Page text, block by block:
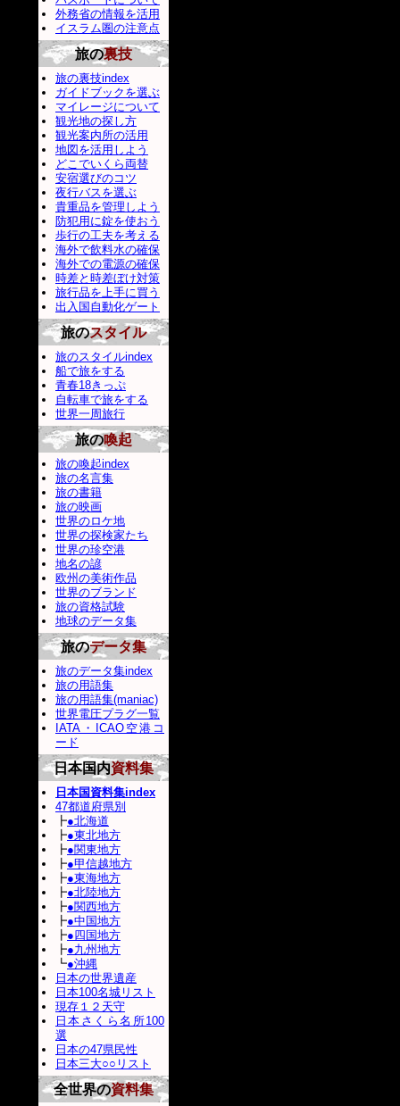
外務省の情報を活用
イスラム圏の注意点
旅の裏技
旅の裏技index
ガイドブックを選ぶ
マイレージについて
観光地の探し方
観光案内所の活用
地図を活用しよう
どこでいくら両替
安宿選びのコツ
夜行バスを選ぶ
貴重品を管理しよう
防犯用に錠を使おう
歩行の工夫を考える
海外で飲料水の確保
海外での電源の確保
時差と時差ぼけ対策
旅行品を上手に買う
出入国自動化ゲート
旅のスタイル
旅のスタイルindex
船で旅をする
青春18きっぷ
自転車で旅をする
世界一周旅行
旅の喚起
旅の喚起index
旅の名言集
旅の書籍
旅の映画
世界のロケ地
世界の探検家たち
世界の珍空港
地名の諺
欧州の美術作品
世界のブランド
旅の資格試験
地球のデータ集
旅のデータ集
旅のデータ集index
旅の用語集
旅の用語集(maniac)
世界電圧プラグ一覧
IATA・ICAO空港コ
ード
日本国内資料集
日本国資料集index
47都道府県別
┣●北海道
┣●東北地方
┣●関東地方
┣●甲信越地方
┣●東海地方
┣●北陸地方
┣●関西地方
┣●中国地方
┣●四国地方
┣●九州地方
┗●沖縄
日本の世界遺産
日本100名城リスト
現存１２天守
日本さくら名所100
選
日本の47県民性
日本三大○○リスト
全世界の資料集